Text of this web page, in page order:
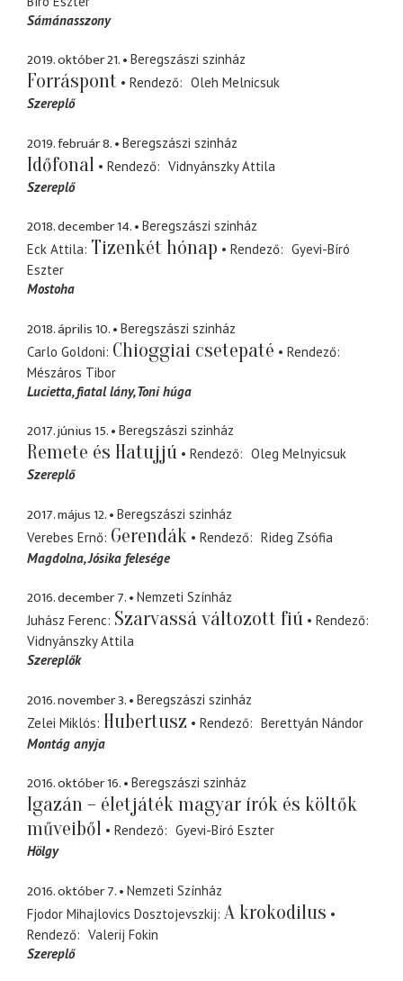
Sámánasszony
2019. október 21. Beregszászi szinház
Forráspont Rendező
Oleh Melnicsuk
Szereplő
2019. február 8. Beregszászi szinház
Időfonal Rendező
Vidnyánszky Attila
Szereplő
2018. december 14.
Beregszászi szinház
Eck Attila Tizenkét hónap Rendező
Gyevi-Bíró
Eszter
Mostoha
2018. április 10.
Beregszászi szinház
Carlo Goldoni Chioggiai csetepaté
Rendező
Mészáros Tibor
Lucietta fiatal lány, Toni húga
2017. június 15. Beregszászi szinház
Remete és Hatujjú Rendező
Oleg Melnyicsuk
Szereplő
2017. május 12.
Beregszászi szinház
Verebes Ernő Gerendák Rendező
Rideg Zsófia
Magdolna Jósika felesége
2016. december 7.
Nemzeti Színház
Juhász Ferenc Szarvassá változott fiú
Rendező
Vidnyánszky Attila
Szereplők
2016. november 3.
Beregszászi szinház
Zelei Miklós Hubertusz Rendező
Berettyán Nándor
Montág anyja
2016. október 16. Beregszászi szinház
Igazán – életjáték magyar írók és költők
műveiből
Rendező
Gyevi-Bíró Eszter
Hölgy
2016. október 7.
Nemzeti Színház
Fjodor Mihajlovics Dosztojevszkij A krokodilus
Rendező
Valerij Fokin
Szereplő